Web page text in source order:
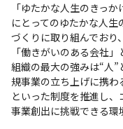
「ゆたかな人生のきっ
にとってのゆたかな人
づくりに取り組んでお
「働きがいのある会社
組織の最大の強みは“人
規事業の立ち上げに携わ
といった制度を推進し
事業創出に挑戦できる環